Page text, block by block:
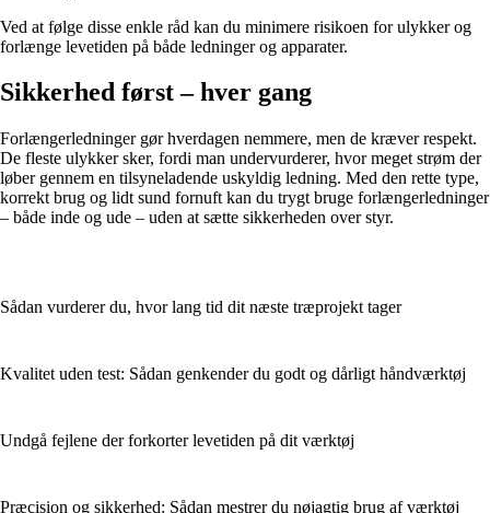
Ved at følge disse enkle råd kan du minimere risikoen for ulykker og
forlænge levetiden på både ledninger og apparater.
Sikkerhed først – hver gang
Forlængerledninger gør hverdagen nemmere, men de kræver respekt.
De fleste ulykker sker, fordi man undervurderer, hvor meget strøm der
løber gennem en tilsyneladende uskyldig ledning. Med den rette type,
korrekt brug og lidt sund fornuft kan du trygt bruge forlængerledninger
– både inde og ude – uden at sætte sikkerheden over styr.
Sådan vurderer du, hvor lang tid dit næste træprojekt tager
Kvalitet uden test: Sådan genkender du godt og dårligt håndværktøj
Undgå fejlene der forkorter levetiden på dit værktøj
Præcision og sikkerhed: Sådan mestrer du nøjagtig brug af værktøj